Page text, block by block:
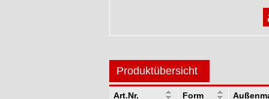
Produktübersicht
Art.Nr. Form